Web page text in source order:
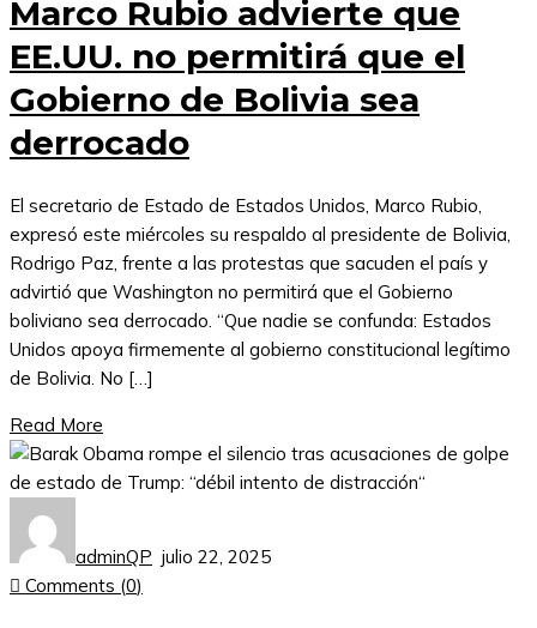
Marco Rubio advierte que
EE.UU. no permitirá que el
Gobierno de Bolivia sea
derrocado
El secretario de Estado de Estados Unidos, Marco Rubio,
expresó este miércoles su respaldo al presidente de Bolivia,
Rodrigo Paz, frente a las protestas que sacuden el país y
advirtió que Washington no permitirá que el Gobierno
boliviano sea derrocado. “Que nadie se confunda: Estados
Unidos apoya firmemente al gobierno constitucional legítimo
de Bolivia. No […]
Read More
adminQP julio 22, 2025
Comments (0)